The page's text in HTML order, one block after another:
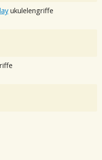
ukulelengriffe